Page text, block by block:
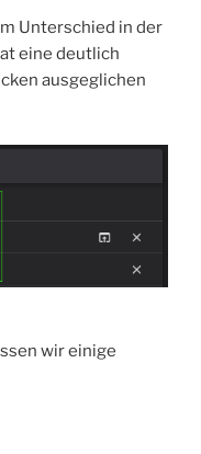
Unterschied in der
eine deutlich
ausgeglichen
wir einige